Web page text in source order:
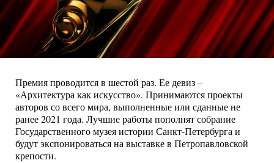
Премия проводится в шестой раз. Ее девиз –
«Архитектура как искусство». Принимаются проекты
авторов со всего мира, выполненные или сданные не
ранее 2021 года. Лучшие работы пополнят собрание
Государственного музея истории Санкт-Петербурга и
будут экспонироваться на выставке в Петропавловской
крепости.